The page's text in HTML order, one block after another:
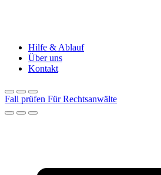
Hilfe & Ablauf
Über uns
Kontakt
Fall prüfen Für Rechtsanwälte